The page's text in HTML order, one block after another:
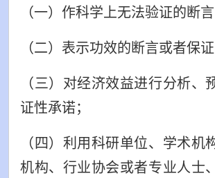
（一）作科学上无法验证的断言
（二）表示功效的断言或者保证
（三）对经济效益进行分析、
证性承诺；
（四）利用科研单位、学术机
机构、行业协会或者专业人士